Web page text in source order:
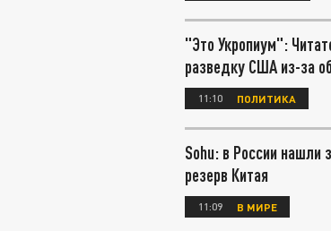
"Это Укропиум":
разведку США из-за
11:10 ПОЛИТИКА
Sohu: в России нашли
резерв Китая
11:09 В МИРЕ